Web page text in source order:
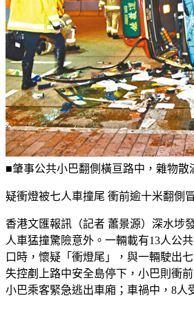
■肇事公共小巴翻側橫亘路中，雜物散
疑衝燈被七人車撞尾 衝前逾十米翻側
香港文匯報訊（記者 蕭景源）深水埗
人車猛撞驚險意外。一輛載有13人公
口時，懷疑「衝燈尾」，與一輛駛出
失控剷上路中安全島停下，小巴則衝
小巴乘客緊急逃出車廂；車禍中，8人